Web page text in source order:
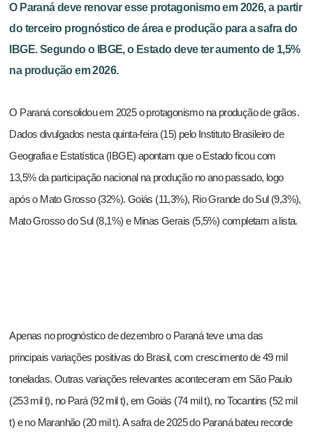
O Paraná deve renovar esse protagonismo em 2026, a partir
do terceiro prognóstico de área e produção para a safra do
IBGE. Segundo o IBGE, o Estado deve ter aumento de 1,5%
na produção em 2026.
O Paraná consolidou em 2025 o protagonismo na produção de grãos.
Dados divulgados nesta quinta-feira (15) pelo Instituto Brasileiro de
Geografia e Estatística (IBGE) apontam que o Estado ficou com
13,5% da participação nacional na produção no ano passado, logo
após o Mato Grosso (32%). Goiás (11,3%), Rio Grande do Sul (9,3%),
Mato Grosso do Sul (8,1%) e Minas Gerais (5,5%) completam a lista.
Apenas no prognóstico de dezembro o Paraná teve uma das
principais variações positivas do Brasil, com crescimento de 49 mil
toneladas. Outras variações relevantes aconteceram em São Paulo
(253 mil t), no Pará (92 mil t), em Goiás (74 mil t), no Tocantins (52 mil
t) e no Maranhão (20 mil t). A safra de 2025 do Paraná bateu recorde